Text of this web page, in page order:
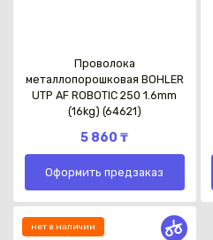
Проволока
металлопорошковая BOHLER
UTP AF ROBOTIC 250 1.6mm
(16kg) (64621)
5 860 ₸
Оформить предзаказ
нет в наличии